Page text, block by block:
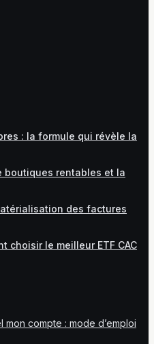
: la formule qui révèle la
boutiques rentables et la
des factures
choisir le meilleur ETF CAC
compte : mode d’emploi